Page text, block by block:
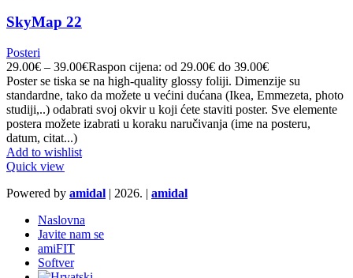
SkyMap 22
Posteri
29.00€ – 39.00€Raspon cijena: od 29.00€ do 39.00€
Poster se tiska se na high-quality glossy foliji. Dimenzije su
standardne, tako da možete u većini dućana (Ikea, Emmezeta, photo
studiji,..) odabrati svoj okvir u koji ćete staviti poster. Sve elemente
postera možete izabrati u koraku naručivanja (ime na posteru,
datum, citat...)
Add to wishlist
Quick view
Powered by amidal | 2026. | amidal
Naslovna
Javite nam se
amiFIT
Softver